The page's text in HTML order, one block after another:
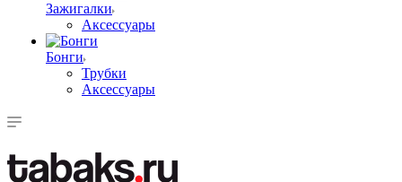
Зажигалки
Аксессуары
Бонги
Трубки
Аксессуары